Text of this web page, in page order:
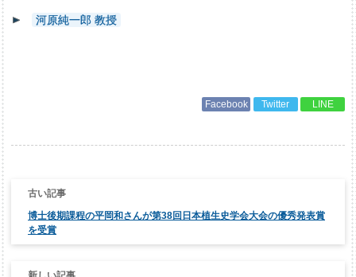
河原純一郎 教授
Facebook Twitter LINE
博士後期課程の平岡和さんが第38回日本植生史学会大会の優秀発表賞
を受賞